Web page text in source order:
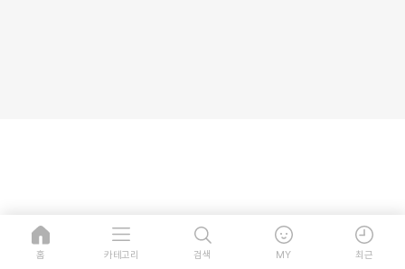
홈 카테고리 검색 MY 최근